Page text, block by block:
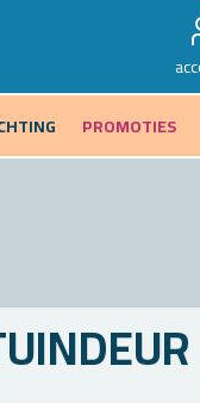
PROMOTIES